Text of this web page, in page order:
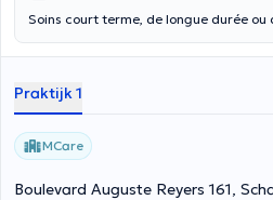
Soins court terme, de longue durée ou
Praktijk 1
MCare
Boulevard Auguste Reyers 161,